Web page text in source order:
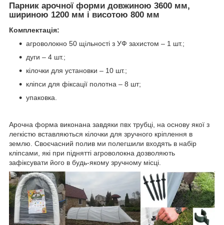
Парник арочної форми довжиною 3600 мм,
шириною 1200 мм і висотою 800 мм
Комплектація:
агроволокно 50 щільності з УФ захистом – 1 шт.;
дуги – 4 шт.;
кілочки для установки – 10 шт.;
кліпси для фіксації полотна – 8 шт;
упаковка.
Арочна форма виконана завдяки пвх трубці, на основу якої з
легкістю вставляються кілочки для зручного кріплення в
землю. Своєчасний полив ми полегшили входять в набір
кліпсами, які при піднятті агроволокна дозволяють
зафіксувати його в будь-якому зручному місці.